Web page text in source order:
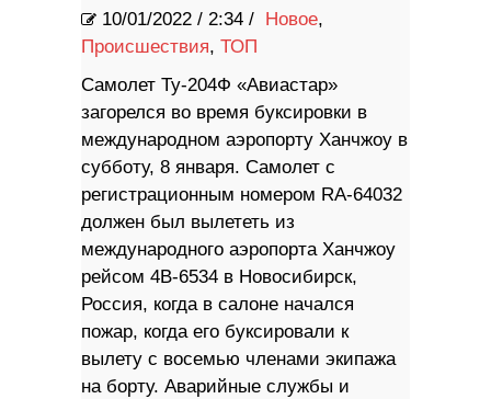
10/01/2022 / 2:34 / Новое,
Происшествия, ТОП
Самолет Ту-204Ф «Авиастар»
загорелся во время буксировки в
международном аэропорту Ханчжоу в
субботу, 8 января. Самолет с
регистрационным номером RA-64032
должен был вылететь из
международного аэропорта Ханчжоу
рейсом 4B-6534 в Новосибирск,
Россия, когда в салоне начался
пожар, когда его буксировали к
вылету с восемью членами экипажа
на борту. Аварийные службы и